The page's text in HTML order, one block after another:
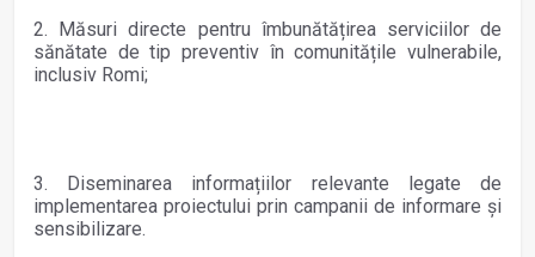
2. Măsuri directe pentru îmbunătățirea serviciilor de
sănătate de tip preventiv în comunitățile vulnerabile,
inclusiv Romi;
3. Diseminarea informațiilor relevante legate de
implementarea proiectului prin campanii de informare și
sensibilizare.